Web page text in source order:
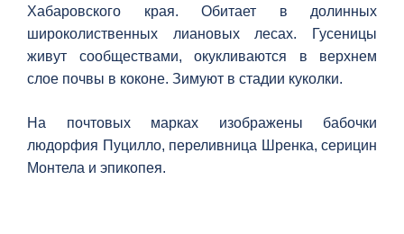
Хабаровского края. Обитает в долинных
широколиственных лиановых лесах. Гусеницы
живут сообществами, окукливаются в верхнем
слое почвы в коконе. Зимуют в стадии куколки.
На почтовых марках изображены бабочки
людорфия Пуцилло, переливница Шренка, серицин
Монтела и эпикопея.